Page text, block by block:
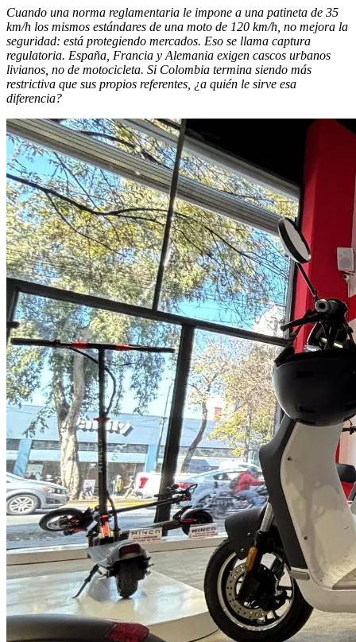
Cuando una norma reglamentaria le impone a una patineta de 35
km/h los mismos estándares de una moto de 120 km/h, no mejora la
seguridad: está protegiendo mercados. Eso se llama captura
regulatoria. España, Francia y Alemania exigen cascos urbanos
livianos, no de motocicleta. Si Colombia termina siendo más
restrictiva que sus propios referentes, ¿a quién le sirve esa
diferencia?